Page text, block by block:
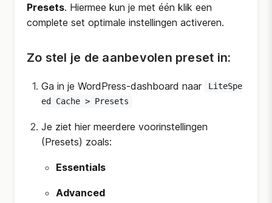
Presets. Hiermee kun je met één klik een
complete set optimale instellingen activeren.
Zo stel je de aanbevolen preset in:
Ga in je WordPress-dashboard naar
LiteSpe
ed Cache > Presets
Je ziet hier meerdere voorinstellingen
(Presets) zoals:
Essentials
Advanced